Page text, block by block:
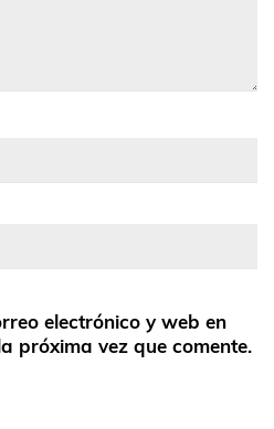
electrónico y web en
próxima vez que comente.